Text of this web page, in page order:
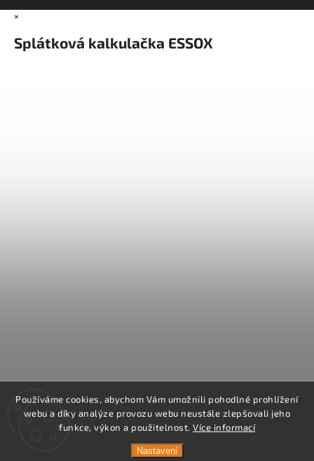
Používáme cookies, abychom Vám umožnili pohodlné prohlížení
webu a díky analýze provozu webu neustále zlepšovali jeho
funkce, výkon a použitelnost. Více informací
Nastavení
×
Splátková kalkulačka ESSOX